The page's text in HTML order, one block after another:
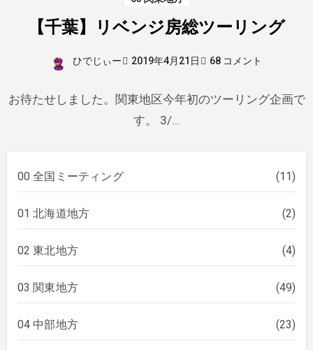
【千葉】リベンジ房総ツーリング
ひでじぃー 2019年4月21日 68 コメント
お待たせしました。関東地区今年初のツーリング企画で
す。 3/…
00 全国ミーティング (11)
01 北海道地方 (2)
02 東北地方 (4)
03 関東地方 (49)
04 中部地方 (23)